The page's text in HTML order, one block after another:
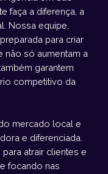
faça a diferença, a
Nossa equipe,
para criar
não só aumentam a
garantem
competitivo da
mercado local e
e diferenciada.
atrair clientes e
focando nas